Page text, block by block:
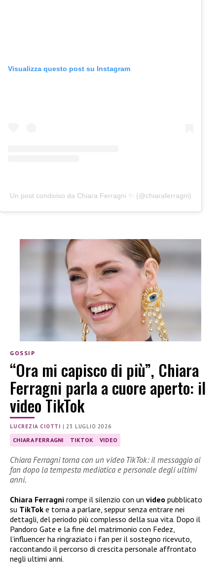
Visualizza questo post su Instagram
Un post condiviso da Chiara Ferragni ✨ (@chiaraferragni)
GOSSIP
“Ora mi capisco di più”, Chiara
Ferragni parla a cuore aperto: il
video TikTok
LUCREZIA CIOTTI |23 LUGLIO 2026
CHIARA FERRAGNI TIKTOK VIDEO
Chiara Ferragni torna con un video TikTok: il messaggio ai
fan dopo la tempesta mediatica e personale degli ultimi
anni.
Chiara Ferragni rompe il silenzio con un video pubblicato
su TikTok e torna a parlare, seppur senza entrare nei
dettagli, del periodo più complesso della sua vita. Dopo il
Pandoro Gate e la fine del matrimonio con Fedez,
l’influencer ha ringraziato i fan per il sostegno ricevuto,
raccontando il percorso di crescita personale affrontato
negli ultimi anni.